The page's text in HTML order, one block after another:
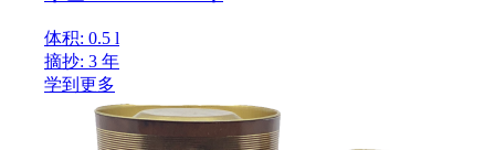
体积: 0.5 l
摘抄: 3 年
学到更多